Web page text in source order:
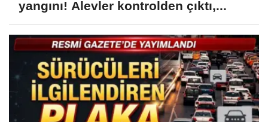
yangını! Alevler kontrolden çıktı,...